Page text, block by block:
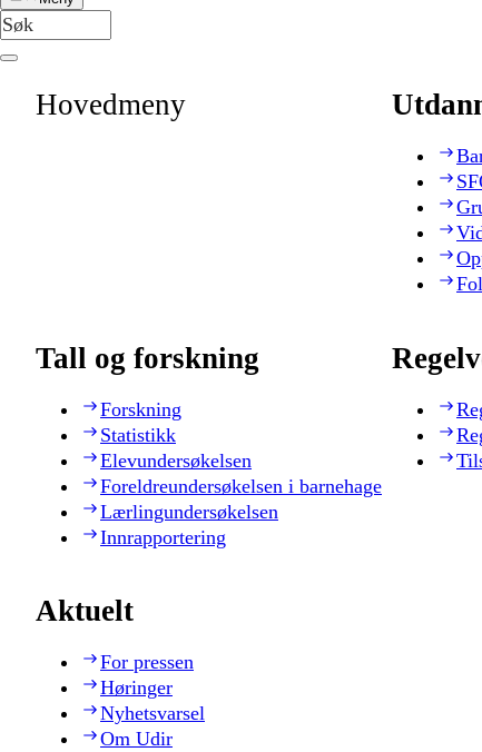
Hovedmeny
Tall og forskning
Forskning
Statistikk
Elevundersøkelsen
Foreldreundersøkelsen i barnehage
Lærlingundersøkelsen
Innrapportering
Aktuelt
For pressen
Høringer
Nyhetsvarsel
Om Udir